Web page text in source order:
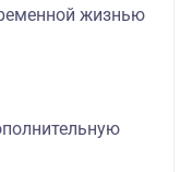
жизнью